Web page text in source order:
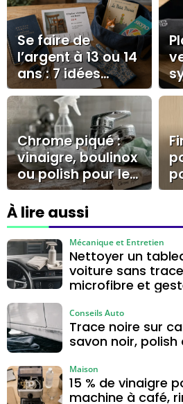
Se faire de
l’argent à 13 ou 14
ans : 7 idées
concrètes et les
pièges à éviter
Chrome piqué :
vinaigre, boulinox
ou polish pour le
nettoyer sans le
rayer ?
À lire aussi
Nettoyer un
voiture sans
microfibre et
Mécanique et Entretien
Trace noire sur
savon noir, polish
Conseils Auto
15 % de vinaigre
machine à café,
Maison